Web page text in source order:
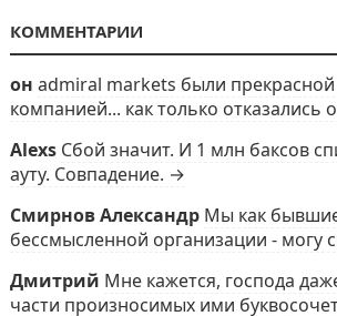
КОММЕНТАРИИ
он admiral markets были
компанией... как только отказались
Alexs Сбой значит. И 1 млн баксов
ауту. Совпадение. →
Смирнов Александр Мы как
бессмысленной организации - могу
Дмитрий Мне кажется, господа
части произносимых ими